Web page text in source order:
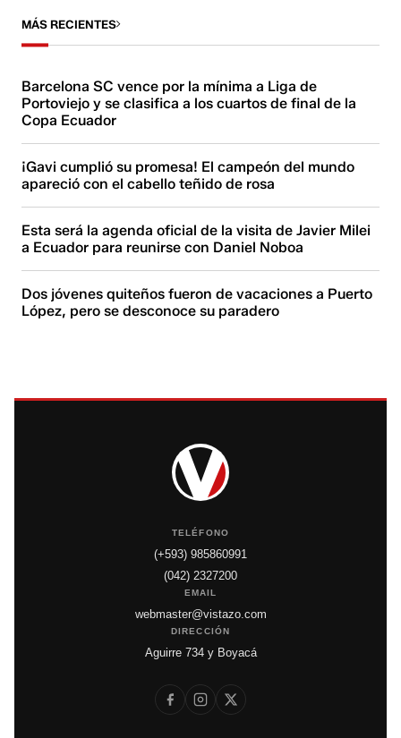
MÁS RECIENTES
Barcelona SC vence por la mínima a Liga de
Portoviejo y se clasifica a los cuartos de final de la
Copa Ecuador
¡Gavi cumplió su promesa! El campeón del mundo
apareció con el cabello teñido de rosa
Esta será la agenda oficial de la visita de Javier Milei
a Ecuador para reunirse con Daniel Noboa
Dos jóvenes quiteños fueron de vacaciones a Puerto
López, pero se desconoce su paradero
TELÉFONO
(+593) 985860991
(042) 2327200
EMAIL
webmaster@vistazo.com
DIRECCIÓN
Aguirre 734 y Boyacá